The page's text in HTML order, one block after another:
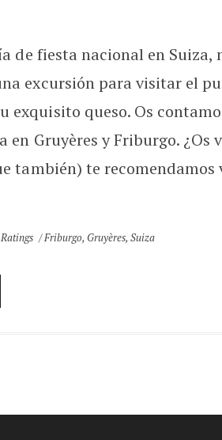
de fiesta nacional en Suiza,
excursión para visitar el
exquisito queso. Os
en Gruyères y Friburgo. ¿Os
también) te
Friburgo, Gruyères,Suiza